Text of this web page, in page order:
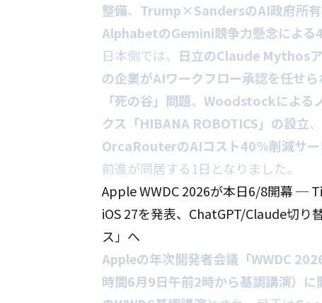
整備、 Trump×SandersのAI政府所
AlphabetのGemini競争力懸念による
日本側では、
日立のClaude Mythos
の企業がAIワークフロー承認を任せ
「死の谷」問題、 Woodstockによる
クス「HIBANA ROBOTICS」の設立、
OrcaRouterのAIコスト40%削減サー
前進が同居する1日となりました。
Apple WWDC 2026が本日6/8開幕 ─
iOS 27を発表、ChatGPT/Claude切り
ス」へ
Appleの年次開発者会議「WWDC
時間6月9日午前2時から基調講演）に